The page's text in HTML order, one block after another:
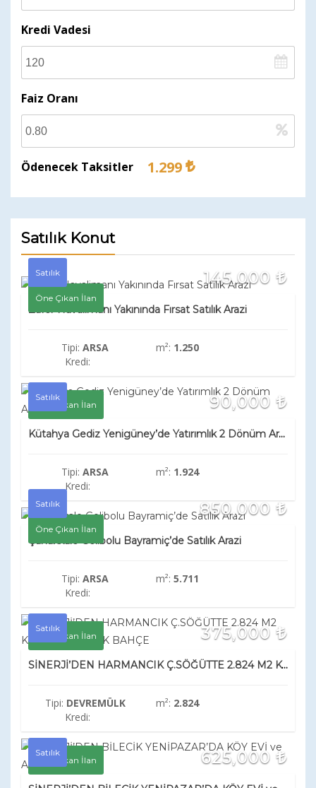
Kredi Vadesi
Faiz Oranı
Ödenecek Taksitler 1.299
Satılık Konut
Öne Çıkan İlan
145,000
Satılık
Zafer Havalimanı Yakınında Fırsat Satılık Arazi
Tipi:ARSA m²: 1.250
Kredi:
Öne Çıkan İlan 90,000
Satılık
Kütahya Gediz Yenigüney’de Yatırımlık 2 Dönüm Arazi
Tipi:ARSA m²: 1.924
Kredi:
Öne Çıkan İlan
850,000
Satılık
Çanakkale Gelibolu Bayramiç’de Satılık Arazi
Tipi:ARSA m²:5.711
Kredi:
Öne Çıkan İlan 375,000
Satılık
SİNERJİ’DEN HARMANCIK Ç.SÖĞÜTTE 2.824 M2 KÖY DİBİ SATILIK BAHÇE
Tipi: DEVREMÜLK m²: 2.824
Kredi:
Öne Çıkan İlan 625,000
Satılık